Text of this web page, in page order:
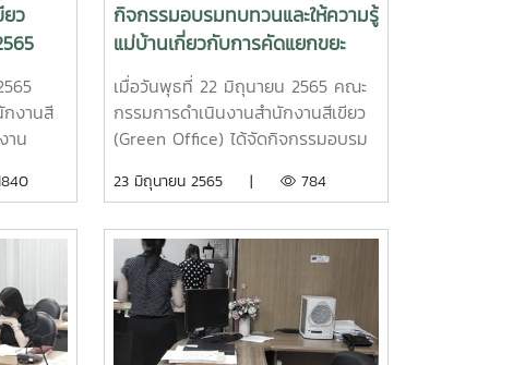
ว
กงานสี
าน
ะเมิน
ตร
ยว
แก้ว
อง
กิจกรรมอบรมทบทวนและให้ความรู้
แม่บ้านเกี่ยวกับการคัดแยกขยะ
เมื่อวันพุธที่ 22 มิถุนายน 2565 คณะ
กรรมการดำเนินงานสำนักงานสีเขียว
(Green Office) ได้จัดกิจกรรมอบรม
การคัดแยกขยะ วิทยากรโดย นางจี
กรรมการดำเนินงานสำนักงานสีเขียว
(Green Office) สำนักงาน
มหาวิทยาลัย หมวด 4 (การจัดการของ
เสีย) ณ ห้องประชุม อาคารวุฒากาศ
และร่วมสุ่มตรวจ การทิ้งขยะของอาคาร
23 มิถุนายน 2565 | 784